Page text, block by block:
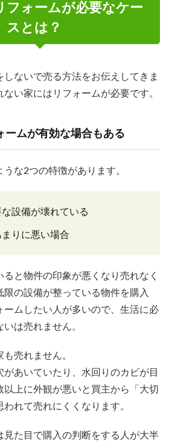
フォームが必要なケー
スとは？
しないで売る方法をお伝えしてきま
い家にはリフォームが必要です。
ームが有効な場合もある
な2つの特徴があります。
設備が壊れている
りに悪い場合
と物件の印象が悪くなり売れなく
限の設備が整っている物件を購入
ームしたい人が多いので、生活に必
は売れません。
売れません。
あいていたり、水回りのカビが目
以上に外観が悪いと買主から「大切
れて売れにくくなります。
見た目で購入の判断をする人が大半